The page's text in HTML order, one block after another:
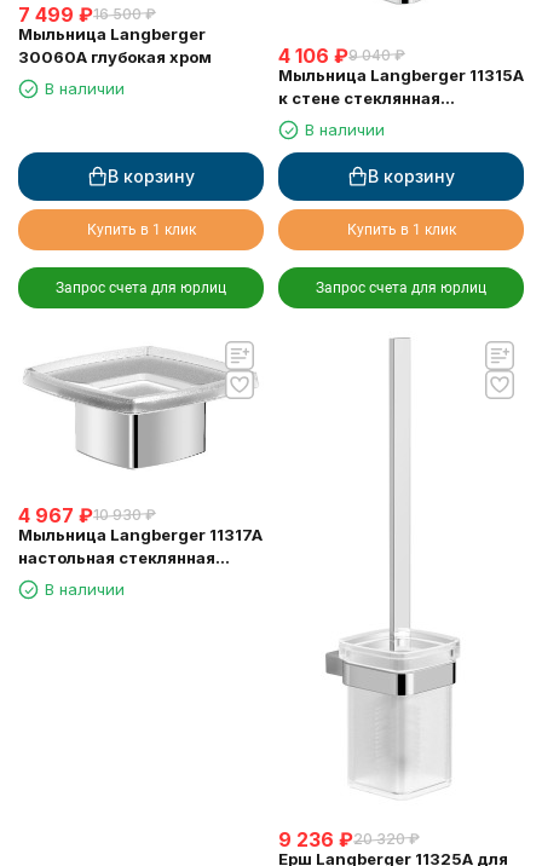
7 499 ₽16 500 ₽
Мыльница Langberger
30060A глубокая хром
В наличии
В корзину
Купить в 1 клик
Запрос счета для юрлиц
4 106 ₽9 040 ₽
Мыльница Langberger 11315A
к стене стеклянная
квадратная
В наличии
В корзину
Купить в 1 клик
Запрос счета для юрлиц
4 967 ₽10 930 ₽
Мыльница Langberger 11317A
настольная стеклянная
квадратная
В наличии
9 236 ₽20 320 ₽
Ерш Langberger 11325A для